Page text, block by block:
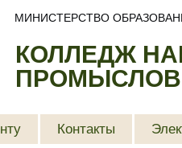
КОЛЛЕДЖ
ПРОМЫСЛОВ
МИНИСТЕРСТВО
Контакты